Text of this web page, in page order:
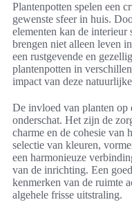
Plantenpotten spelen een
gewenste sfeer in huis.
elementen kan de interieur
brengen niet alleen leven
een rustgevende en
plantenpotten in
impact van deze
De invloed van planten op
onderschat. Het zijn de
charme en de cohesie van
selectie van kleuren,
een harmonieuze
van de inrichting. Een
kenmerken van de ruimte
algehele frisse uitstraling.